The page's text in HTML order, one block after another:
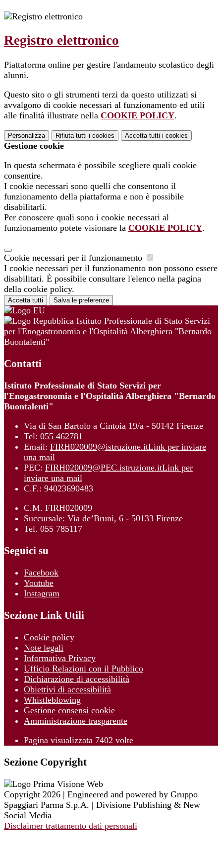
Registro elettronico
Piattaforma online per gestire l'andamento scolastico degli
alunni.
Questo sito o gli strumenti terzi da questo utilizzati si
avvalgono di cookie necessari al funzionamento ed utili
alle finalità illustrate nella COOKIE POLICY.
Personalizza Rifiuta tutti i cookies Accetta tutti i cookies
Gestione cookie
In questa schermata è possibile scegliere quali cookie
consentire.
I cookie necessari sono quelli che consentono il
funzionamento della piattaforma e non è possibile
disabilitarli.
Per conoscere quali sono i cookie necessari al
funzionamento potete visionare la COOKIE POLICY.
Cookie necessari per il funzionamento
I cookie necessari per il funzionamento non possono essere
disabilitati. È possibile consultare l'elenco nella pagina
della cookie policy.
Accetta tutti Salva le preferenze
Istituto Professionale di Stato Servizi
per l'Enogastronomia e l'Ospitalità Alberghiera "Bernardo
Buontalenti"
Contatti
Istituto Professionale di Stato Servizi per
l'Enogastronomia e l'Ospitalità Alberghiera "Bernardo
Buontalenti"
Via di San Bartolo a Cintoia 19/a - 50142 Firenze
Tel: 055 462781
Email: FIRH020009@istruzione.itLink per inviare
una mail
PEC: FIRH020009@PEC.istruzione.itLink per
inviare una mail
C.F.: 94023690483
C.M. FIRH020009
Succursale: Via de’Bruni, 6 - 50133 Firenze
Tel. 055 785117
Seguici su
Facebook
Youtube
Instagram
Sezione Link Utili
Cookie policy
Note legali
Informativa Privacy
Ufficio Relazioni con il Pubblico
Dichiarazione di accessibilità
Obiettivi di accessibilità
Whistleblowing
Gestione consensi cookie
Amministrazione trasparente
Pagina visualizzata 7402 volte
Sezione Copyright
Copyright 2026 | Engineered and powered by Gruppo
Spaggiari Parma S.p.A. | Divisione Publishing & New
Social Media
Disclaimer trattamento dati personali